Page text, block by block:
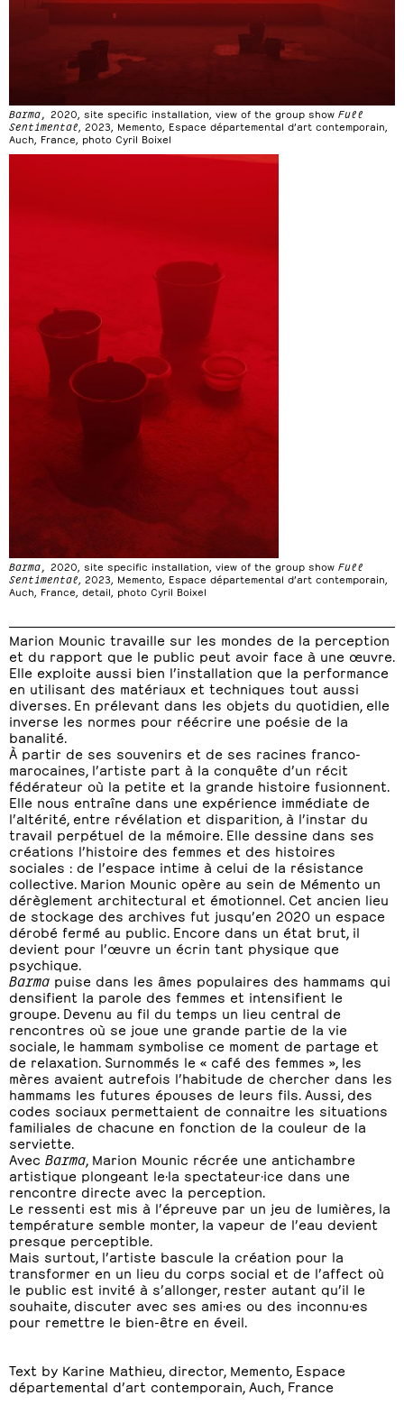
Marion Mounic travaille sur les mondes de la perception
et du rapport que le public peut avoir face à une œuvre.
Elle exploite aussi bien l’installation que la performance
en utilisant des matériaux et techniques tout aussi
diverses. En prélevant dans les objets du quotidien, elle
inverse les normes pour réécrire une poésie de la
banalité.
À partir de ses souvenirs et de ses racines franco-
marocaines, l’artiste part à la conquête d’un récit
fédérateur où la petite et la grande histoire fusionnent.
Elle nous entraîne dans une expérience immédiate de
l’altérité, entre révélation et disparition, à l’instar du
travail perpétuel de la mémoire. Elle dessine dans ses
créations l’histoire des femmes et des histoires
sociales : de l’espace intime à celui de la résistance
collective. Marion Mounic opère au sein de Mémento un
dérèglement architectural et émotionnel. Cet ancien lieu
de stockage des archives fut jusqu’en 2020 un espace
dérobé fermé au public. Encore dans un état brut, il
devient pour l’œuvre un écrin tant physique que
psychique.
Barma puise dans les âmes populaires des hammams qui
densifient la parole des femmes et intensifient le
groupe. Devenu au fil du temps un lieu central de
rencontres où se joue une grande partie de la vie
sociale, le hammam symbolise ce moment de partage et
de relaxation. Surnommés le « café des femmes », les
mères avaient autrefois l’habitude de chercher dans les
hammams les futures épouses de leurs fils. Aussi, des
codes sociaux permettaient de connaitre les situations
familiales de chacune en fonction de la couleur de la
serviette.
Avec Barma , Marion Mounic récrée une antichambre
artistique plongeant le·la spectateur·ice dans une
rencontre directe avec la perception.
Le ressenti est mis à l’épreuve par un jeu de lumières, la
température semble monter, la vapeur de l’eau devient
presque perceptible.
Mais surtout, l’artiste bascule la création pour la
transformer en un lieu du corps social et de l’affect où
le public est invité à s’allonger, rester autant qu’il le
souhaite, discuter avec ses ami·es ou des inconnu·es
pour remettre le bien-être en éveil.
Text by Karine Mathieu, director, Memento, Espace
départemental d’art contemporain, Auch, France
Barma, 2020, site specific installation, view of the group show Full
Sentimental, 2023, Memento, Espace départemental d’art contemporain,
Auch, France, photo Cyril Boixel
Barma, 2020, site specific installation, view of the group show Full
Sentimental, 2023, Memento, Espace départemental d’art contemporain,
Auch, France, detail, photo Cyril Boixel